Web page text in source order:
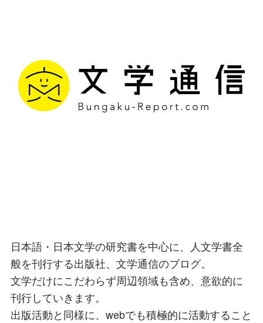
日本語・日本文学の研究書を中心に、人文学書全
般を刊行する出版社、文学通信のブログ。
文学だけにこだわらず周辺領域も含め、意欲的に
刊行していきます。
出版活動と同様に、webでも積極的に活動すること